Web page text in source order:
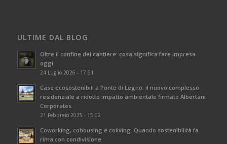
ULTIME DAL BLOG
Oltre il confine del cantiere: cosa significa fare impresa
oggi
24 Luglio 2026 - 17:51
Case ecosostenibili a Ponte di Legno: il nuovo complesso
residenziale a ridotto impatto ambientale firmato Albertani
Corporates
21 Febbraio 2025 - 15:02
Coworking, cohousing e coliving. Quando sostenibilità fa
rima con condivisione